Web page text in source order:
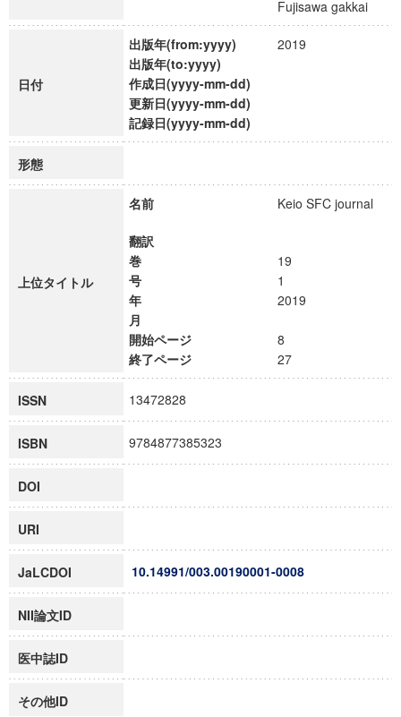
Fujisawa gakkai
日付
出版年(from:yyyy)
2019
出版年(to:yyyy)
作成日(yyyy-mm-dd)
更新日(yyyy-mm-dd)
記録日(yyyy-mm-dd)
形態
上位タイトル
名前 Keio SFC journal
翻訳
巻
19
号
1
年
2019
月
開始ページ
8
終了ページ
27
ISSN 13472828
ISBN 9784877385323
DOI
URI
JaLCDOI 10.14991/003.00190001-0008
NII論文ID
医中誌ID
その他ID